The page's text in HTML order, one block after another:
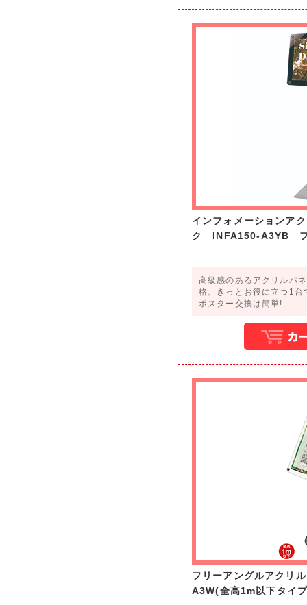
インフォメーションア
ク INFA150-A3YB フ
高級感のあるアクリルパ
格。きっとお役に立つ1台
ポスター交換は簡単!
フリーアングルアクリ
A3W(全高1m以下タイ